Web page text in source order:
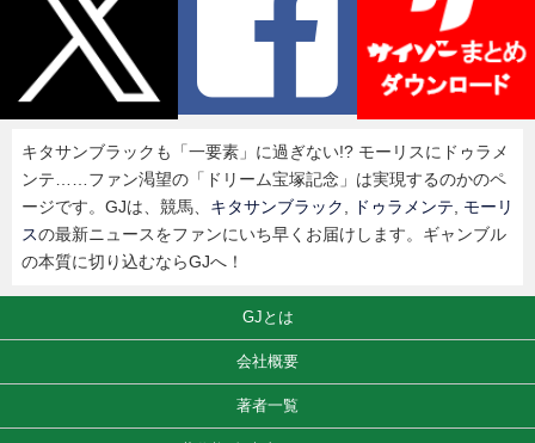
キタサンブラックも「一要素」に過ぎない!? モーリスにドゥラメ
ンテ……ファン渇望の「ドリーム宝塚記念」は実現するのかのペ
ージです。GJは、競馬、 キタサンブラック ドゥラメンテ
モーリ
スの最新ニュースをファンにいち早くお届けします。ギャンブル
の本質に切り込むならGJへ！
GJとは
会社概要
著者一覧